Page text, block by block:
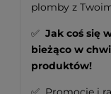
plomby z
✅ Jak coś się
bieżąco w
produktów!